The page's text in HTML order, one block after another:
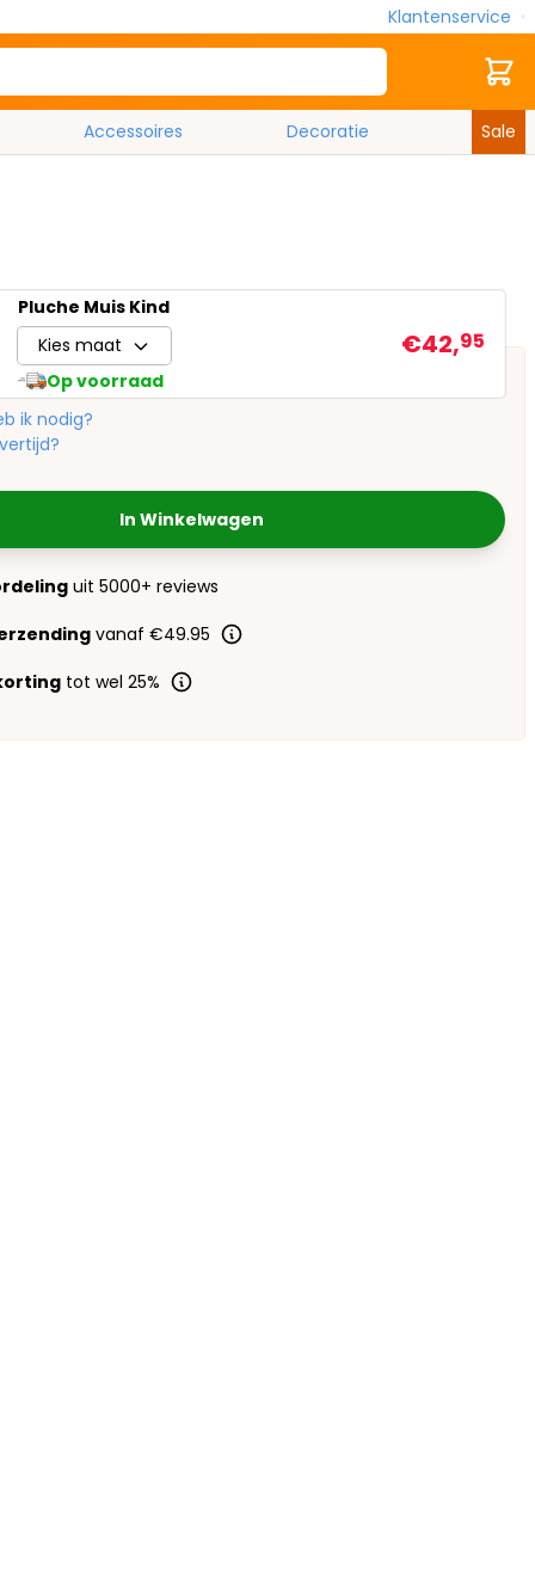
Klantenservice
Zoek
Cart
Accessoires Decoratie Sale
Pluche Muis Kind
Kies maat
Op voorraad
€42,95
ik nodig?
In Winkelwagen
uit 5000+ reviews
vanaf €49.95
tot wel 25%